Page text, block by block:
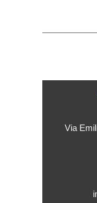
Via